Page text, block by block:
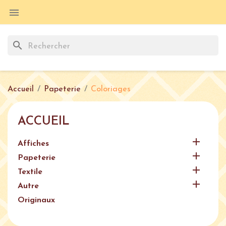

search
Accueil Papeterie Coloriages
ACCUEIL
Affiches

Papeterie

Textile

Autre

Originaux